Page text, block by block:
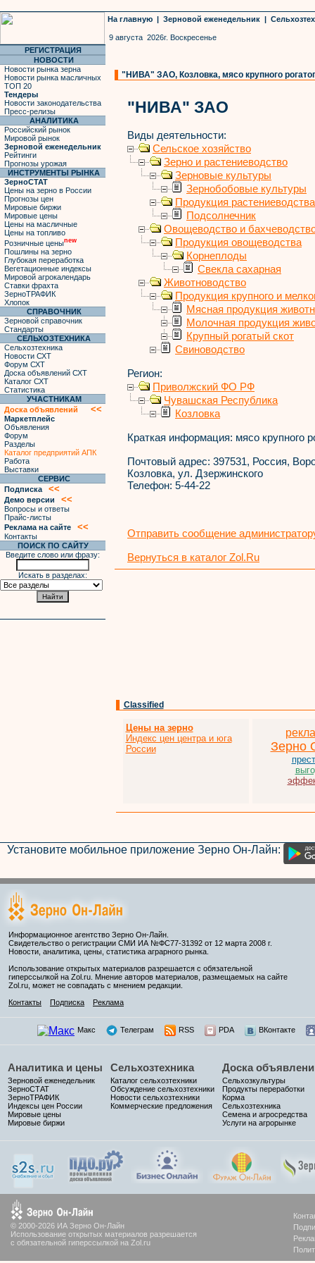
На главную | Зерновой еженедельник |
9 августа 2026г. Воскресенье
РЕГИСТРАЦИЯ
НОВОСТИ
Новости рынка зерна
Новости рынка масличных
ТОП 20
Тендеры
Новости законодательства
Пресс-релизы
АНАЛИТИКА
Российский рынок
Мировой рынок
Зерновой еженедельник
Рейтинги
Прогнозы урожая
ИНСТРУМЕНТЫ РЫНКА
ЗерноСТАТ
Цены на зерно в России
Прогнозы цен
Мировые биржи
Мировые цены
Цены на масличные
Цены на топливо
Розничные ценыnew
Пошлины на зерно
Глубокая переработка
Вегетационные индексы
Мировой агрокалендарь
Ставки фрахта
ЗерноТРАФИК
Хлопок
СПРАВОЧНИК
Зерновой справочник
Стандарты
СЕЛЬХОЗТЕХНИКА
Сельхозтехника
Новости СХТ
Форум СХТ
Доска объявлений СХТ
Каталог СХТ
Статистика
УЧАСТНИКАМ
Доска объявлений
<<
Маркетплейс
Объявления
Форум
Разделы
Каталог предприятий АПК
Работа
Выставки
СЕРВИС
Подписка
<<
Демо версии <<
Вопросы и ответы
Прайс-листы
Реклама на сайте
<<
Контакты
ПОИСК ПО САЙТУ
Введите слово или фразу:
Искать в разделах:
"НИВА" ЗАО, Козловка, мясо крупного
"НИВА" ЗАО
Виды деятельности:
Сельское хозяйство
Зерно и растениеводство
Зерновые культуры
Зернобобовые культуры
Продукция растениеводства
Подсолнечник
Овощеводство и
Продукция овощеводства
Корнеплоды
Свекла сахарная
Животноводство
Продукция крупного и
Мясная продукция
Молочная продукция
Крупный рогатый скот
Свиноводство
Регион:
Приволжский ФО РФ
Чувашская Республика
Козловка
Краткая информация: мясо крупного
Почтовый адрес: 397531, Россия,
Козловка, ул. Дзержинского
Телефон: 5-44-22
Отправить сообщение
Вернуться в каталог Zol.Ru
Classified
Цены на зерно
Индекс цен центра и юга
России
Зерно
Установите мобильное приложение Зерно Он-Лайн:
Информационное агентство Зерно Он-Лайн.
Свидетельство о регистрации СМИ ИА №ФС77-31392 от 12 марта 2008 г.
Новости, аналитика, цены, статистика аграрного рынка.
Использование открытых материалов разрешается с обязательной
гиперссылкой на Zol.ru. Мнение авторов материалов, размещаемых на сайте
Zol.ru, может не совпадать с мнением редакции.
Контакты
Подписка Реклама
Макс Телеграм RSS PDA ВКонтакте
Аналитика и цены
Зерновой еженедельник
ЗерноСТАТ
ЗерноТРАФИК
Индексы цен России
Мировые цены
Мировые биржи
Сельхозтехника
Каталог сельхозтехники
Обсуждение сельхозтехники
Новости сельхозтехники
Коммерческие предложения
Доска
Сельхозкультуры
Продукты переработки
Корма
Сельхозтехника
Семена и агросредства
Услуги на агрорынке
© 2000-2026 ИА Зерно Он-Лайн
Использование открытых материалов разрешается
с обязательной гиперссылкой на Zol.ru